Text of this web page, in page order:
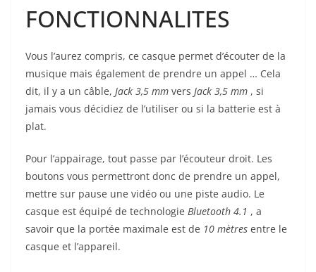
FONCTIONNALITES
Vous l’aurez compris, ce casque permet d’écouter de la
musique mais également de prendre un appel … Cela
dit, il y a un câble, Jack 3,5 mm vers Jack 3,5 mm , si
jamais vous décidiez de l’utiliser ou si la batterie est à
plat.
Pour l’appairage, tout passe par l’écouteur droit. Les
boutons vous permettront donc de prendre un appel,
mettre sur pause une vidéo ou une piste audio. Le
casque est équipé de technologie Bluetooth 4.1 , a
savoir que la portée maximale est de 10 mètres entre le
casque et l’appareil.